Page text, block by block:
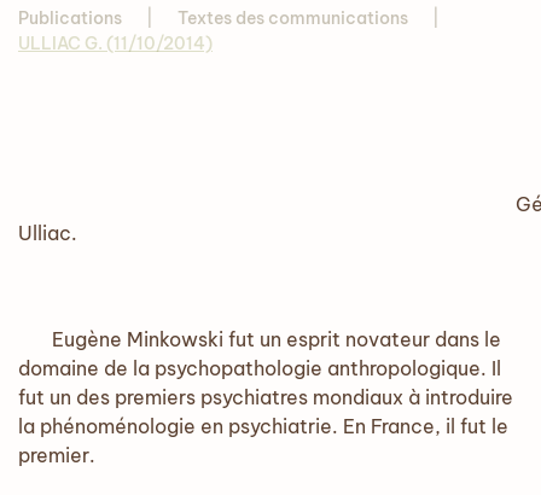
Publications
Textes des communications
ULLIAC G. (11/10/2014)
Ulliac.
Eugène Minkowski fut un esprit novateur dans le
domaine de la psychopathologie anthropologique. Il
fut un des premiers psychiatres mondiaux à introduire
la phénoménologie en psychiatrie. En France, il fut le
premier.